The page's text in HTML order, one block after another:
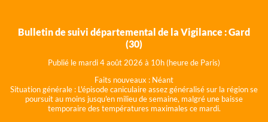
Bulletin de suivi départemental de la Vigilance : Gard
(30)
Publié le mardi 4 août 2026 à 10h (heure de Paris)
Faits nouveaux : Néant
Situation générale : L'épisode caniculaire assez généralisé sur la région se
poursuit au moins jusqu'en milieu de semaine, malgré une baisse
temporaire des températures maximales ce mardi.